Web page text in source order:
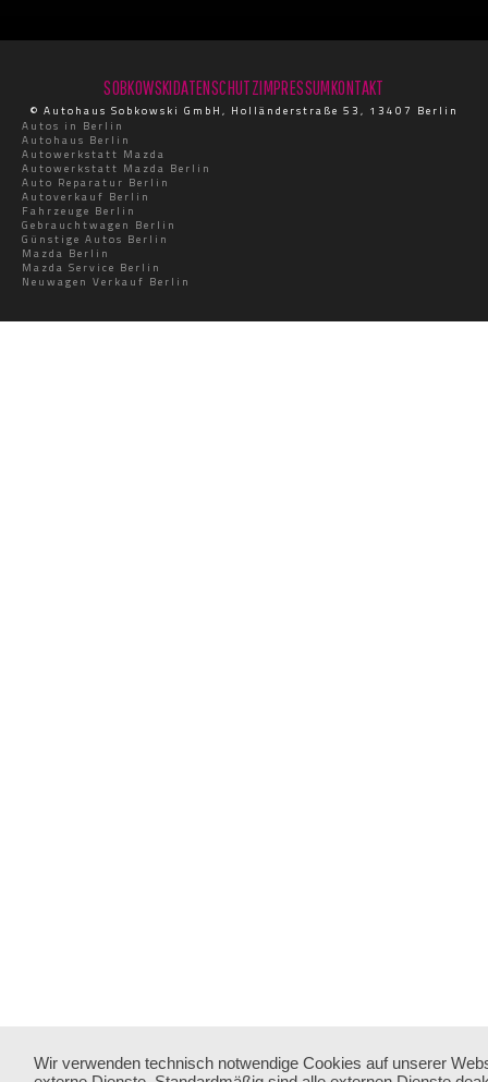
SOBKOWSKIDATENSCHUTZIMPRESSUMKONTAKT
© Autohaus Sobkowski GmbH, Holländerstraße 53, 13407 Berlin
Autos in Berlin
Autohaus Berlin
Autowerkstatt Mazda
Autowerkstatt Mazda Berlin
Auto Reparatur Berlin
Autoverkauf Berlin
Fahrzeuge Berlin
Gebrauchtwagen Berlin
Günstige Autos Berlin
Mazda Berlin
Mazda Service Berlin
Neuwagen Verkauf Berlin
Wir verwenden technisch notwendige Cookies auf unserer